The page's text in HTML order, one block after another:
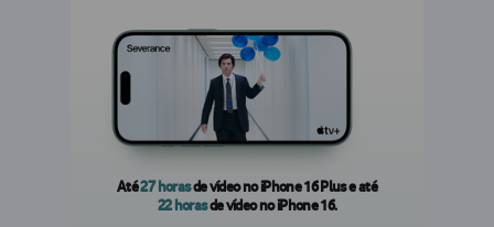
Até27 horasde vídeo no iPhone 16 Plus e até
22 horasde vídeo no iPhone 16.Consulte os avisos legais